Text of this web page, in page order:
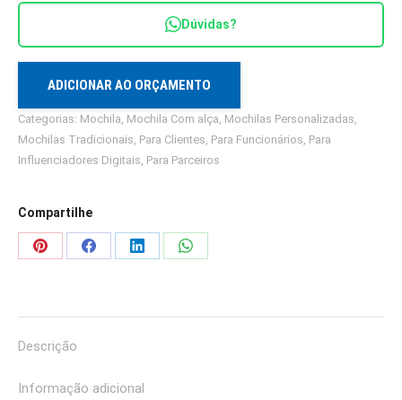
quantidade
Dúvidas?
ADICIONAR AO ORÇAMENTO
Categorias: Mochila Mochila Com alça Mochilas Personalizadas
Mochilas Tradicionais Para Clientes Para Funcionários Para
Influenciadores Digitais Para Parceiros
Compartilhe
Share
Share
Share
Share
Descrição
Informação adicional